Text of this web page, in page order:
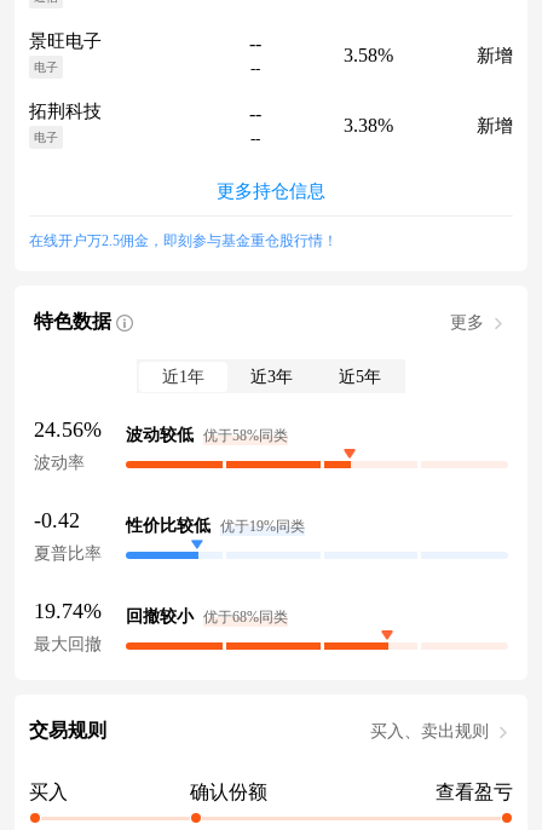
景旺电子
电子
--
--
3.58% 新增
拓荆科技
电子
--
--
3.38% 新增
更多持仓信息
在线开户万2.5佣金，即刻参与基金重仓股行情！
特色数据 更多
近1年 近3年 近5年
24.56%
波动率
波动较低 优于58%同类
-0.42
夏普比率
性价比较低 优于19%同类
19.74%
最大回撤
回撤较小 优于68%同类
交易规则 买入、卖出规则
买入 确认份额 查看盈亏